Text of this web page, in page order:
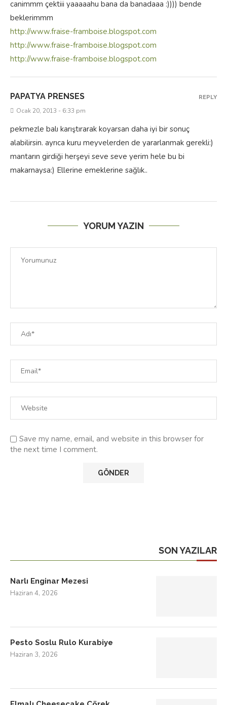
canimmm çektiii yaaaaahu bana da banadaaa :)))) bende
beklerimmm
http://www.fraise-framboise.blogspot.com
http://www.fraise-framboise.blogspot.com
http://www.fraise-framboise.blogspot.com
PAPATYA PRENSES
Ocak 20, 2013 - 6:33 pm
pekmezle balı karıştırarak koyarsan daha iyi bir sonuç
alabilirsin. ayrıca kuru meyvelerden de yararlanmak gerekli:)
mantarın girdiği herşeyi seve seve yerim hele bu bi
makarnaysa:) Ellerine emeklerine sağlık..
REPLY
YORUM YAZIN
Save my name, email, and website in this browser for
the next time I comment.
SON YAZILAR
Narlı Enginar Mezesi
Haziran 4, 2026
Pesto Soslu Rulo Kurabiye
Haziran 3, 2026